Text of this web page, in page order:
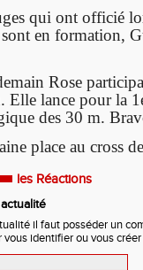
qui ont officié
en formation,
Rose
lance pour la
des 30 m.
place au cross
les Réactions
il faut posséder un
vous identifier ou vous